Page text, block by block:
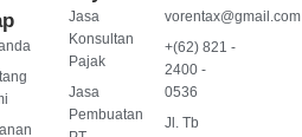
Jasa
Konsultan
Pajak
Jasa
Pembuatan
vorentax@gmail.com
+(62) 821 -
2400 -
0536
Jl. Tb